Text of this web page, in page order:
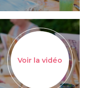
Voir la vidéo